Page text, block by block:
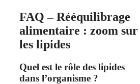
FAQ – Rééquilibrage
alimentaire : zoom sur
les lipides
Quel est le rôle des lipides
dans l’organisme ?